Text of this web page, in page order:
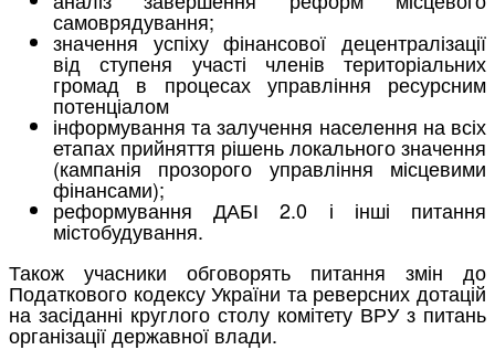
самоврядування;
значення успіху фінансової децентралізації
від ступеня участі членів територіальних
громад в процесах управління ресурсним
потенціалом
інформування та залучення населення на всіх
етапах прийняття рішень локального значення
(кампанія прозорого управління місцевими
фінансами);
реформування ДАБІ 2.0 і інші питання
містобудування.
Також учасники обговорять питання змін до
Податкового кодексу України та реверсних дотацій
на засіданні круглого столу комітету ВРУ з питань
організації державної влади.